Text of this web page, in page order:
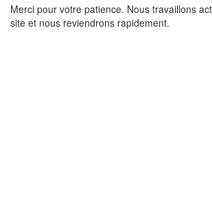
Merci pour votre patience. Nous travaillons
site et nous reviendrons rapidement.